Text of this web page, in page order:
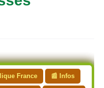
France 📰 Infos